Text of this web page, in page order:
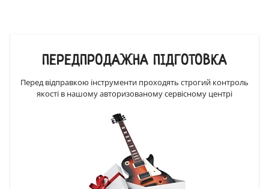
ПЕРЕДПРОДАЖНА ПІДГОТОВКА
Перед відправкою інструменти проходять строгий контроль
якості в нашому авторизованому сервісному центрі